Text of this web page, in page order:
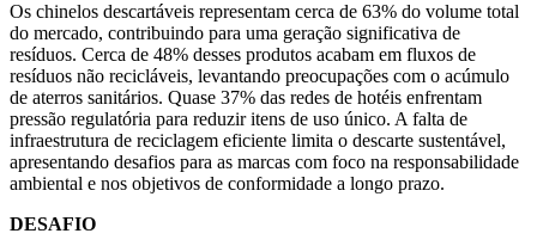
Os chinelos descartáveis ​​representam cerca de 63% do volume total
do mercado, contribuindo para uma geração significativa de
resíduos. Cerca de 48% desses produtos acabam em fluxos de
resíduos não recicláveis, levantando preocupações com o acúmulo
de aterros sanitários. Quase 37% das redes de hotéis enfrentam
pressão regulatória para reduzir itens de uso único. A falta de
infraestrutura de reciclagem eficiente limita o descarte sustentável,
apresentando desafios para as marcas com foco na responsabilidade
ambiental e nos objetivos de conformidade a longo prazo.
DESAFIO